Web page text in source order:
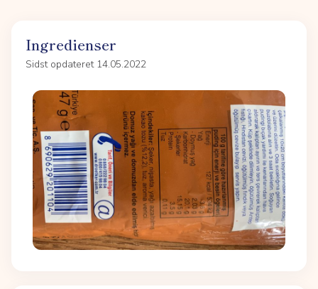
Ingredienser
Sidst opdateret 14.05.2022